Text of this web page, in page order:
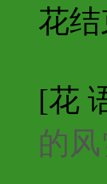
花
[花
的